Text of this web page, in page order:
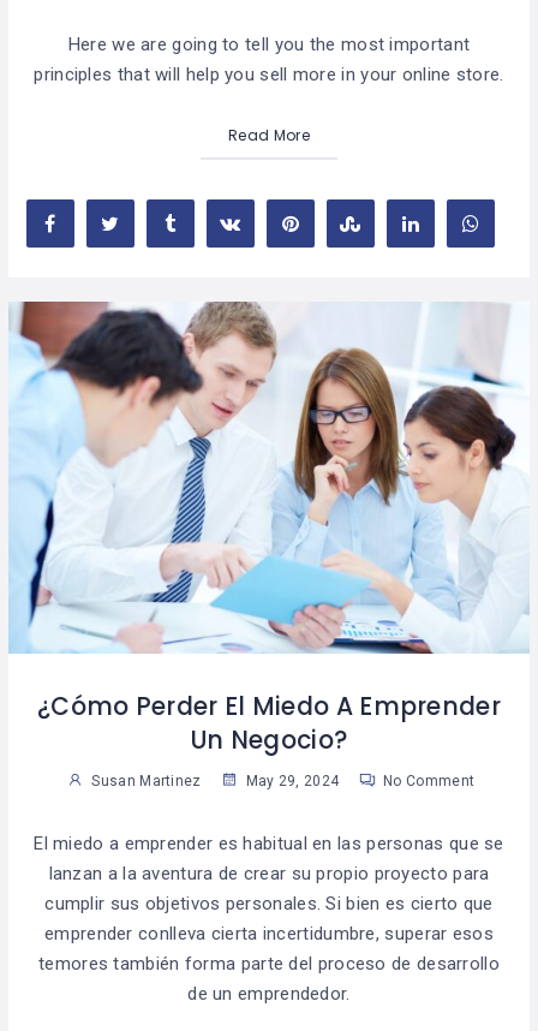
Here we are going to tell you the most important
principles that will help you sell more in your online store.
Read More
¿Cómo Perder El Miedo A Emprender
Un Negocio?
Susan Martinez May 29, 2024 No Comment
El miedo a emprender es habitual en las personas que se
lanzan a la aventura de crear su propio proyecto para
cumplir sus objetivos personales. Si bien es cierto que
emprender conlleva cierta incertidumbre, superar esos
temores también forma parte del proceso de desarrollo
de un emprendedor.